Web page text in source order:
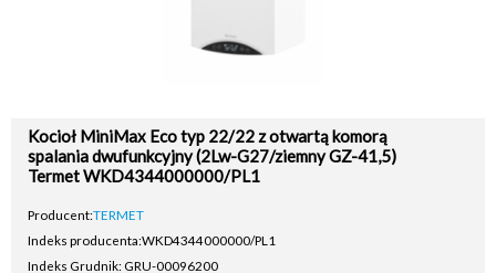
Kocioł MiniMax Eco typ 22/22 z otwartą komorą
spalania dwufunkcyjny (2Lw-G27/ziemny GZ-41,5)
Termet WKD4344000000/PL1
Producent:TERMET
Indeks producenta:WKD4344000000/PL1
Indeks Grudnik: GRU-00096200